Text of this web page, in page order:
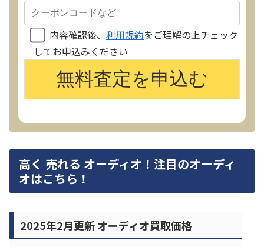
内容確認後、 利用規約をご理解の上チェック
してお申込みください
高く 売れる オーディオ！注目のオーディ
オはこちら！
2025年2月更新 オーディオ買取価格